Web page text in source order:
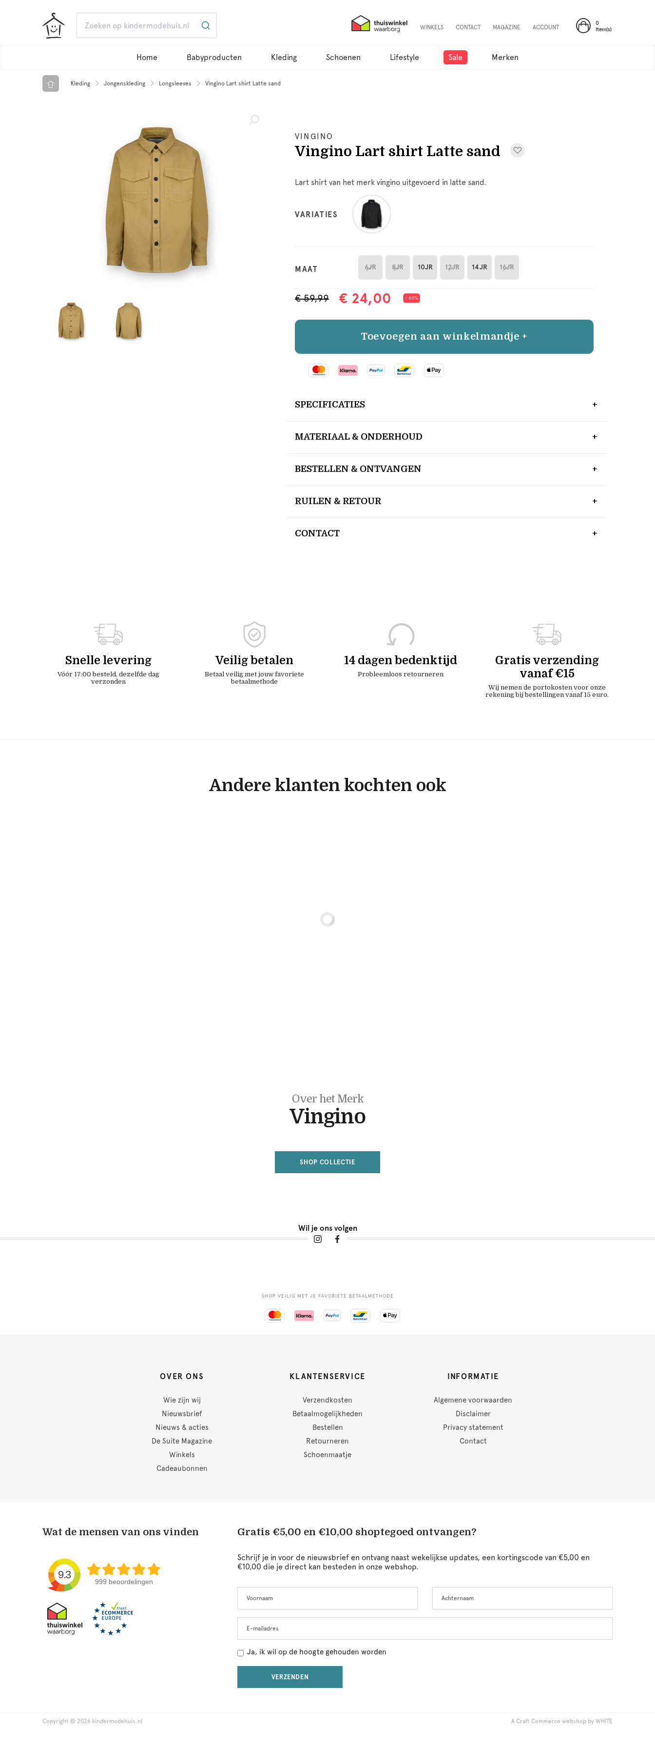
0
Item(s)
WINKELS CONTACT MAGAZINE ACCOUNT
Home Babyproducten Kleding Schoenen Lifestyle Sale Merken
Kleding Jongenskleding Longsleeves Vingino Lart shirt Latte sand
VINGINO
Vingino Lart shirt Latte sand
Lart shirt van het merk vingino uitgevoerd in latte sand.
VARIATIES
MAAT 6JR 8JR 10JR 12JR 14JR 16JR
€ 59,99 € 24,00 - 60%
Toevoegen aan winkelmandje +
SPECIFICATIES
MATERIAAL & ONDERHOUD
BESTELLEN & ONTVANGEN
RUILEN & RETOUR
CONTACT
Snelle levering
Vóór 17:00 besteld, dezelfde dag
verzonden
Veilig betalen
Betaal veilig met jouw favoriete
betaalmethode
14 dagen bedenktijd
Probleemloos retourneren
Gratis verzending
vanaf €15
Wij nemen de portokosten voor onze
rekening bij bestellingen vanaf 15 euro.
Andere klanten kochten ook
Over het Merk
Vingino
SHOP COLLECTIE
Wil je ons volgen
SHOP VEILIG MET JE FAVORIETE BETAALMETHODE
OVER ONS
Wie zijn wij
Nieuwsbrief
Nieuws & acties
De Suite Magazine
Winkels
Cadeaubonnen
KLANTENSERVICE
Verzendkosten
Betaalmogelijkheden
Bestellen
Retourneren
Schoenmaatje
INFORMATIE
Algemene voorwaarden
Disclaimer
Privacy statement
Contact
Wat de mensen van ons vinden
9.3
999 beoordelingen
Gratis €5,00 en €10,00 shoptegoed ontvangen?
Schrijf je in voor de nieuwsbrief en ontvang naast wekelijkse updates, een kortingscode van €5,00 en
€10,00 die je direct kan besteden in onze webshop.
this
field
blank
Ja, ik wil op de hoogte gehouden worden
VERZENDEN
Copyright © 2026 kindermodehuis.nl A Craft Commerce webshop by WHITE